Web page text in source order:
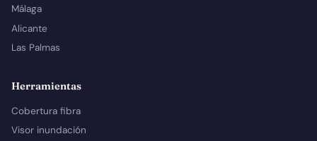
Málaga
Alicante
Las Palmas
Herramientas
Cobertura fibra
Visor inundación